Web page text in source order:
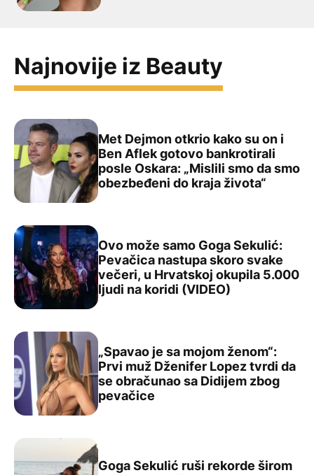
Najnovije iz Beauty
Met Dejmon otkrio kako su on i Ben Aflek gotovo
Met Dejmon otkrio kako su on i
Ben Aflek gotovo bankrotirali
posle Oskara: „Mislili smo da smo
obezbeđeni do kraja života“
Ovo može samo Goga Sekulić: Pevačica nastupa
Ovo može samo Goga Sekulić:
Pevačica nastupa skoro svake
večeri, u Hrvatskoj okupila 5.000
ljudi na koridi (VIDEO)
„Spavao je sa mojom ženom“: Prvi muž Dženifer
„Spavao je sa mojom ženom“:
Prvi muž Dženifer Lopez tvrdi da
se obračunao sa Didijem zbog
pevačice
Goga Sekulić ruši rekorde širom